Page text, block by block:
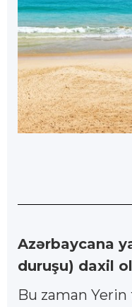
Azərbaycana
duruşu) daxil
Bu zaman Yerin